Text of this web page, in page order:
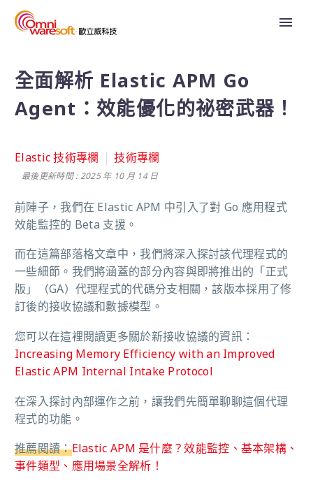
全面解析 Elastic APM Go
Agent：效能優化的祕密武器！
Elastic 技術專欄 技術專欄
最後更新時間 : 2025 年 10 月 14 日
前陣子，我們在 Elastic APM 中引入了對 Go 應用程式
效能監控的 Beta 支援。
而在這篇部落格文章中，我們將深入探討該代理程式的
一些細節。我們將涵蓋的部分內容與即將推出的「正式
版」（GA）代理程式的代碼分支相關，該版本採用了修
訂後的接收協議和數據模型。
您可以在這裡閱讀更多關於新接收協議的資訊：
Increasing Memory Efficiency with an Improved
Elastic APM Internal Intake Protocol
在深入探討內部運作之前，讓我們先簡單聊聊這個代理
程式的功能。
推薦閱讀：Elastic APM 是什麼？效能監控、基本架構、
事件類型、應用場景全解析！